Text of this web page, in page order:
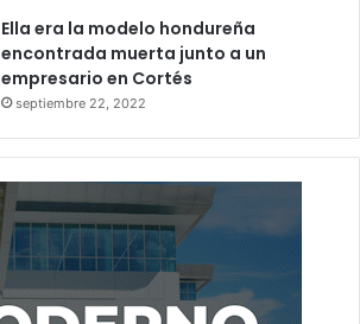
Ella era la modelo hondureña
encontrada muerta junto a un
empresario en Cortés
septiembre 22, 2022